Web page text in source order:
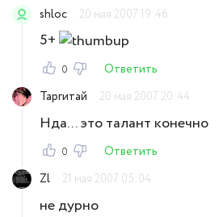
shloc
20 мая 2007 19:46
5+
0
Ответить
Таргитай
20 мая 2007 20:44
Нда... это талант конечно
0
Ответить
Zl
21 мая 2007 05:04
не дурно